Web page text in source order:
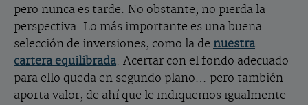
pero nunca es tarde. No obstante, no pierda la
perspectiva. Lo más importante es una buena
selección de inversiones, como la de nuestra
cartera equilibrada. Acertar con el fondo adecuado
para ello queda en segundo plano… pero también
aporta valor, de ahí que le indiquemos igualmente